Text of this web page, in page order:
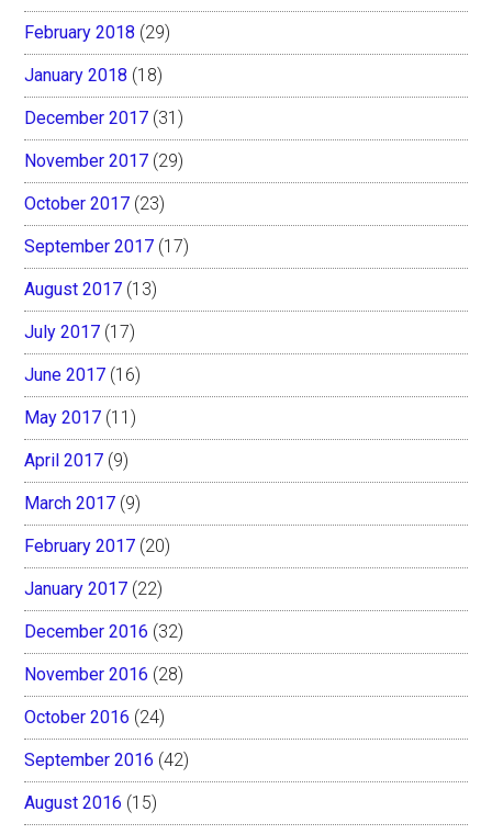
February 2018 (29)
January 2018 (18)
December 2017 (31)
November 2017 (29)
October 2017 (23)
September 2017 (17)
August 2017 (13)
July 2017 (17)
June 2017 (16)
May 2017 (11)
April 2017 (9)
March 2017 (9)
February 2017 (20)
January 2017 (22)
December 2016 (32)
November 2016 (28)
October 2016 (24)
September 2016 (42)
August 2016 (15)